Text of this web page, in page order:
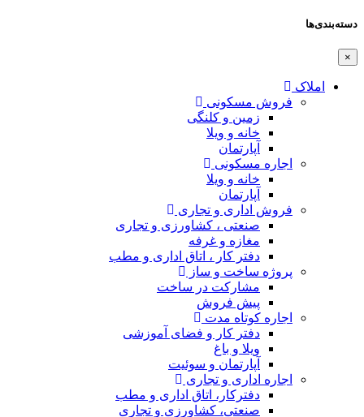
دسته‌بندی‌ها
×
املاک
فروش مسکونی
زمین و کلنگی
خانه و ویلا
آپارتمان
اجاره مسکونی
خانه و ویلا
آپارتمان
فروش اداری و تجاری
صنعتی ، کشاورزی و تجاری
مغازه و غرفه
دفتر کار ، اتاق اداری و مطب
پروژه ساخت و ساز
مشارکت در ساخت
پیش فروش
اجاره کوتاه مدت
دفتر کار و فضای آموزشی
ویلا و باغ
آپارتمان و سوئیت
اجاره اداری و تجاری
دفترکار، اتاق اداری و مطب
صنعتی، کشاورزی و تجاری